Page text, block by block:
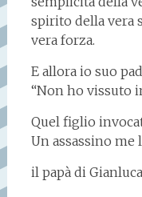
spirito della vera
vera forza.
E allora io suo
“Non ho vissuto
Quel figlio
Un assassino me
il papà di